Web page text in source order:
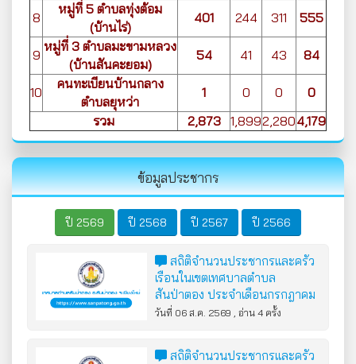
8
หมู่ที่ 5 ตำบลทุ่งต้อม
(บ้านไร่)
401 244 311 555
9
หมู่ที่ 3 ตำบลมะขามหลวง
(บ้านสันคะยอม)
54 41 43 84
10
คนทะเบียนบ้านกลาง
ตำบลยุหว่า
1 0 0
0
รวม
2,873 1,8992,2804,179
ข้อมูลประชากร
ปี 2569 ปี 2568 ปี 2567 ปี 2566
สถิติจำนวนประชากรและครัว
เรือนในเขตเทศบาลตำบล
สันป่าตอง ประจำเดือนกรกฎาคม
2569
วันที่ 06 ส.ค. 2569 , อ่าน 4 ครั้ง
สถิติจำนวนประชากรและครัว